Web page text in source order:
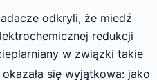
odkryli, że miedź
redukcji
w związki takie
się wyjątkowa: jako